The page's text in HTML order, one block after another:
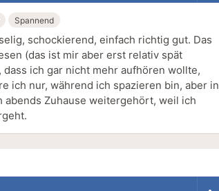
Spannend
schockierend, einfach richtig gut. Das
(das ist mir aber erst relativ spät
ich gar nicht mehr aufhören wollte,
ich nur, während ich spazieren bin, aber in
abends Zuhause weitergehört, weil ich